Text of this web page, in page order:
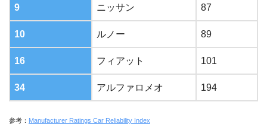
9 ニッサン 87
10 ルノー 89
16 フィアット 101
34 アルファロメオ 194
参考： Manufacturer Ratings Car Reliability Index